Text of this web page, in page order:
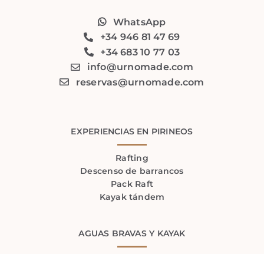
WhatsApp
+34 946 81 47 69
+34 683 10 77 03
info@urnomade.com
reservas@urnomade.com
EXPERIENCIAS EN PIRINEOS
Rafting
Descenso de barrancos
Pack Raft
Kayak tándem
AGUAS BRAVAS Y KAYAK